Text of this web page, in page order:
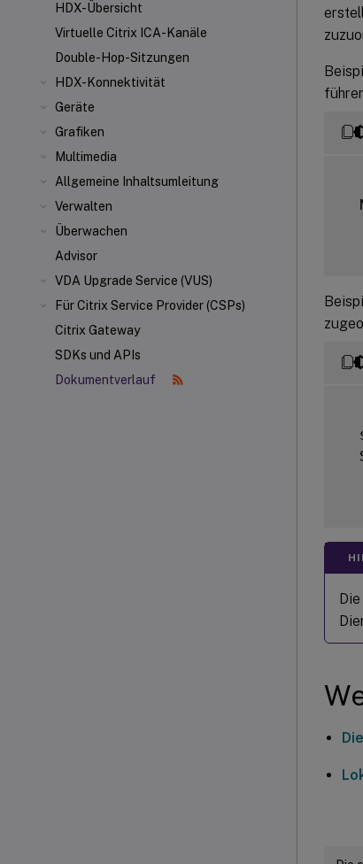
HDX-Übersicht
Virtuelle Citrix ICA-Kanäle
Double-Hop-Sitzungen
HDX-Konnektivität
Geräte
Grafiken
Multimedia
Allgemeine Inhaltsumleitung
Verwalten
Überwachen
Advisor
VDA Upgrade Service (VUS)
Für Citrix Service Provider (CSPs)
Citrix Gateway
SDKs und APIs
Dokumentverlauf
Die